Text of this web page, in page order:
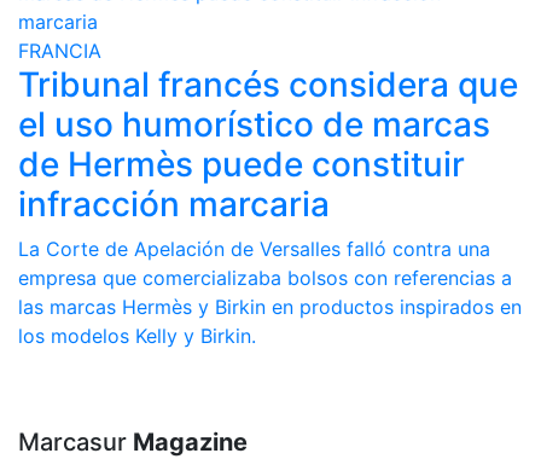
FRANCIA
Tribunal francés considera que
el uso humorístico de marcas
de Hermès puede constituir
infracción marcaria
La Corte de Apelación de Versalles falló contra una
empresa que comercializaba bolsos con referencias a
las marcas Hermès y Birkin en productos inspirados en
los modelos Kelly y Birkin.
Marcasur Magazine